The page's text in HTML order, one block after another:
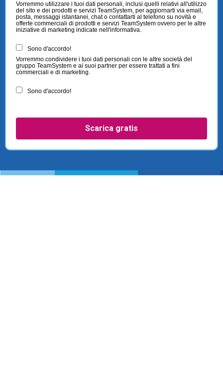
Vorremmo utilizzare i tuoi dati personali, inclusi quelli relativi all'utilizzo
del sito e dei prodotti e servizi TeamSystem, per aggiornarti via email,
posta, messaggi istantanei, chat o contattarti al telefono su novità e
offerte commerciali di prodotti e servizi TeamSystem ovvero per le altre
iniziative di marketing indicate nell'informativa.
Sono d'accordo!
Vorremmo condividere i tuoi dati personali con le altre società del
gruppo TeamSystem e ai suoi partner per essere trattati a fini
commerciali e di marketing.
Sono d'accordo!